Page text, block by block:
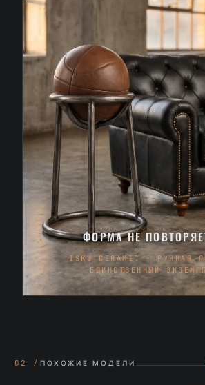
ФОРМА НЕ
ISKU CERAMIC · РУЧНАЯ
ЕДИНСТВЕННЫЙ
02 / ПОХОЖИЕ МОДЕЛИ